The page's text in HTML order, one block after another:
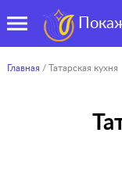
Главная / Татарская кухня